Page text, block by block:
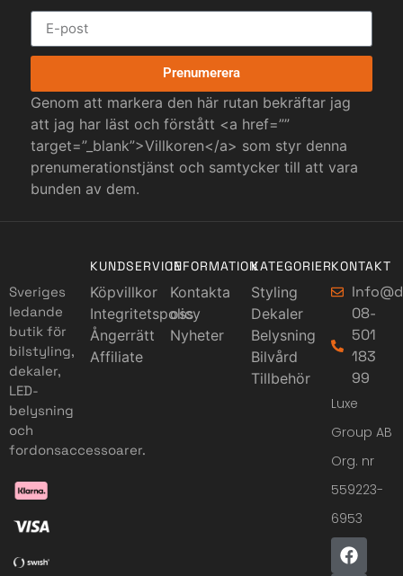
Prenumerera
Genom att markera den här rutan bekräftar jag
att jag har läst och förstått <a href=””
target=”_blank”>Villkoren</a> som styr denna
prenumerationstjänst och samtycker till att vara
bunden av dem.
Sveriges
ledande
butik för
bilstyling,
dekaler,
LED-
belysning
och
fordonsaccessoarer.
KUNDSERVICE
Köpvillkor
Integritetspolicy
Ångerrätt
Affiliate
INFORMATION
Kontakta
oss
Nyheter
KATEGORIER
Styling
Dekaler
Belysning
Bilvård
Tillbehör
KONTAKT
08-
501
183
99
Luxe
Group AB
Org. nr
559223-
6953